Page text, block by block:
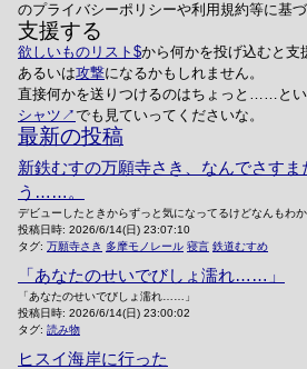
のプライバシーポリシーや利用規約等に基づ
支援する
欲しいものリスト
から何かを投げ込むと支
あるいは攻撃になるかもしれません。
直接何かを送りつけるのはちょっと……とい
シャツ
でも見ていってくださいな。
最新の投稿
新鉄むすの万願寺さき、なんでさすま
う……。
デビューしたときからずっと気になってるけどなんもわか
投稿日時: 2026/6/14(日) 23:07:10
タグ: 万願寺さき 多摩モノレール 寝言 鉄道むすめ
「あなたのせいでびしょ濡れ……」
「あなたのせいでびしょ濡れ……」
投稿日時: 2026/6/14(日) 23:00:02
タグ: 読み物
ヒスイ海岸に行った